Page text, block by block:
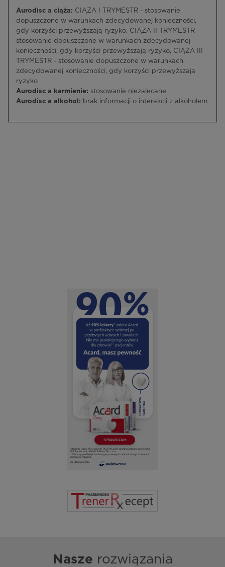
Aurodisc a ciąża: CIĄŻA I TRYMESTR - stosowanie
dopuszczone w warunkach zdecydowanej konieczności,
gdy korzyści przewyższają ryzyko, CIĄŻA II TRYMESTR -
stosowanie dopuszczone w warunkach zdecydowanej
konieczności, gdy korzyści przewyższają ryzyko, CIĄŻA III
TRYMESTR - stosowanie dopuszczone w warunkach
zdecydowanej konieczności, gdy korzyści przewyższają
ryzyko
Aurodisc a karmienie: stosowanie niezalecane
Aurodisc a alkohol: brak informacji o interakcji z alkoholem
Nasze rozwiązania